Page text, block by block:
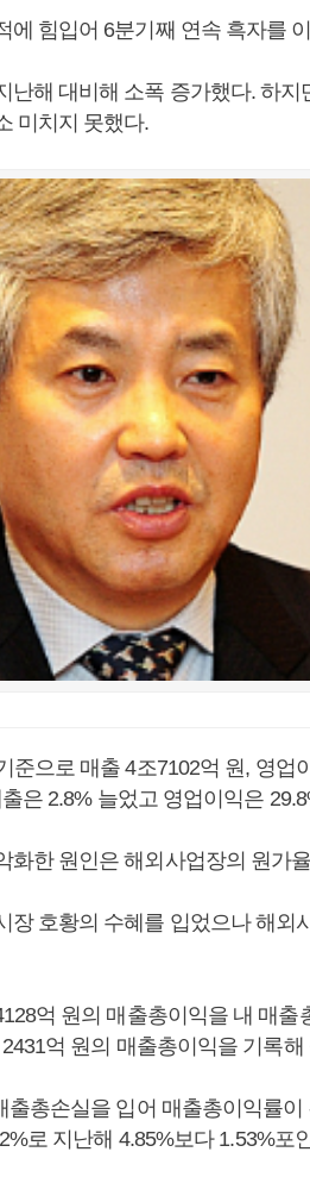
에 힘입어 6분기째 연속 흑자를
난해 대비해 소폭 증가했다. 하
미치지 못했다.
준으로 매출 4조7102억 원, 영업
은 2.8% 늘었고 영업이익은
화한 원인은 해외사업장의 원가
장 호황의 수혜를 입었으나 해외
억 원의 매출총이익을 내 매출
억 원의 매출총이익을 기록
총손실을 입어 매출총이익률이
로 지난해 4.85%보다 1.53%포